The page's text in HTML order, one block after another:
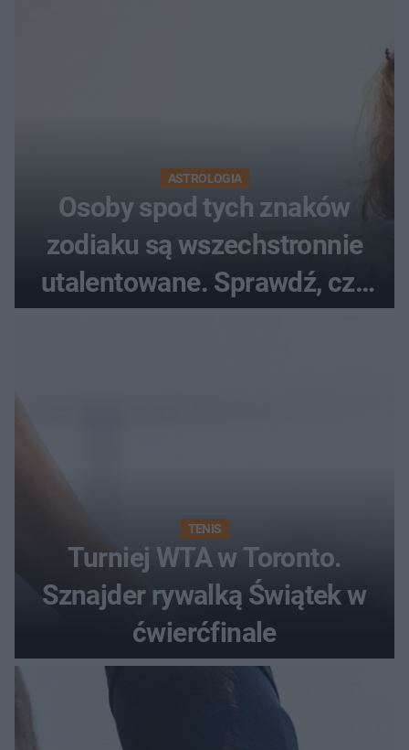
ASTROLOGIA
Osoby spod tych znaków
zodiaku są wszechstronnie
utalentowane. Sprawdź, czy
TENIS
Turniej WTA w Toronto.
Sznajder rywalką Świątek w
ćwierćfinale